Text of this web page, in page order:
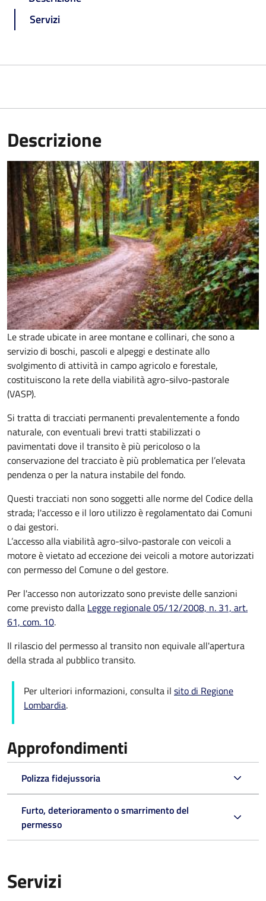
Servizi
Descrizione
Le strade ubicate in aree montane e collinari, che sono a
servizio di boschi, pascoli e alpeggi e destinate allo
svolgimento di attività in campo agricolo e forestale,
costituiscono la rete della viabilità agro-silvo-pastorale
(VASP).
Si tratta di tracciati permanenti prevalentemente a fondo
naturale, con eventuali brevi tratti stabilizzati o
pavimentati dove il transito è più pericoloso o la
conservazione del tracciato è più problematica per l’elevata
pendenza o per la natura instabile del fondo.
Questi tracciati non sono soggetti alle norme del Codice della
strada; l'accesso e il loro utilizzo è regolamentato dai Comuni
o dai gestori.
L’accesso alla viabilità agro-silvo-pastorale con veicoli a
motore è vietato ad eccezione dei veicoli a motore autorizzati
con permesso del Comune o del gestore.
Per l'accesso non autorizzato sono previste delle sanzioni
come previsto dalla Legge regionale 05/12/2008, n. 31, art.
61, com. 10.
Il rilascio del permesso al transito non equivale all'apertura
della strada al pubblico transito.
Per ulteriori informazioni, consulta il sito di Regione
Lombardia.
Approfondimenti
Polizza fidejussoria
Furto, deterioramento o smarrimento del
permesso
Servizi